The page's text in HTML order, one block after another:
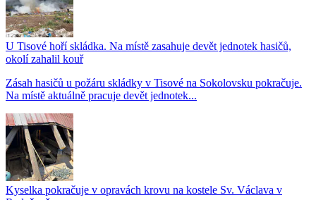
U Tisové hoří skládka. Na místě zasahuje devět jednotek hasičů,
okolí zahalil kouř
Zásah hasičů u požáru skládky v Tisové na Sokolovsku pokračuje.
Na místě aktuálně pracuje devět jednotek...
Kyselka pokračuje v opravách krovu na kostele Sv. Václava v